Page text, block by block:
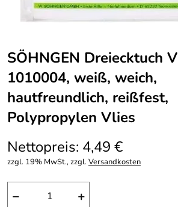
SÖHNGEN Dreiecktuch V
1010004, weiß, weich,
hautfreundlich, reißfest,
Polypropylen Vlies
Nettopreis: 4,49 €
zzgl. 19% MwSt., zzgl.Versandkosten
− +